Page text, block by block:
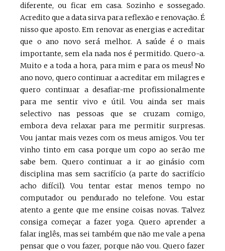
diferente, ou ficar em casa. Sozinho e sossegado.
Acredito que a data sirva para reflexão e renovação. É
nisso que aposto. Em renovar as energias e acreditar
que o ano novo será melhor. A saúde é o mais
importante, sem ela nada nos é permitido. Quero-a.
Muito e a toda a hora, para mim e para os meus! No
ano novo, quero continuar a acreditar em milagres e
quero continuar a desafiar-me profissionalmente
para me sentir vivo e útil. Vou ainda ser mais
selectivo nas pessoas que se cruzam comigo,
embora deva relaxar para me permitir surpresas.
Vou jantar mais vezes com os meus amigos. Vou ter
vinho tinto em casa porque um copo ao serão me
sabe bem. Quero continuar a ir ao ginásio com
disciplina mas sem sacrifício (a parte do sacrifício
acho difícil). Vou tentar estar menos tempo no
computador ou pendurado no telefone. Vou estar
atento a gente que me ensine coisas novas. Talvez
consiga começar a fazer yoga. Quero aprender a
falar inglês, mas sei também que não me vale a pena
pensar que o vou fazer, porque não vou. Quero fazer